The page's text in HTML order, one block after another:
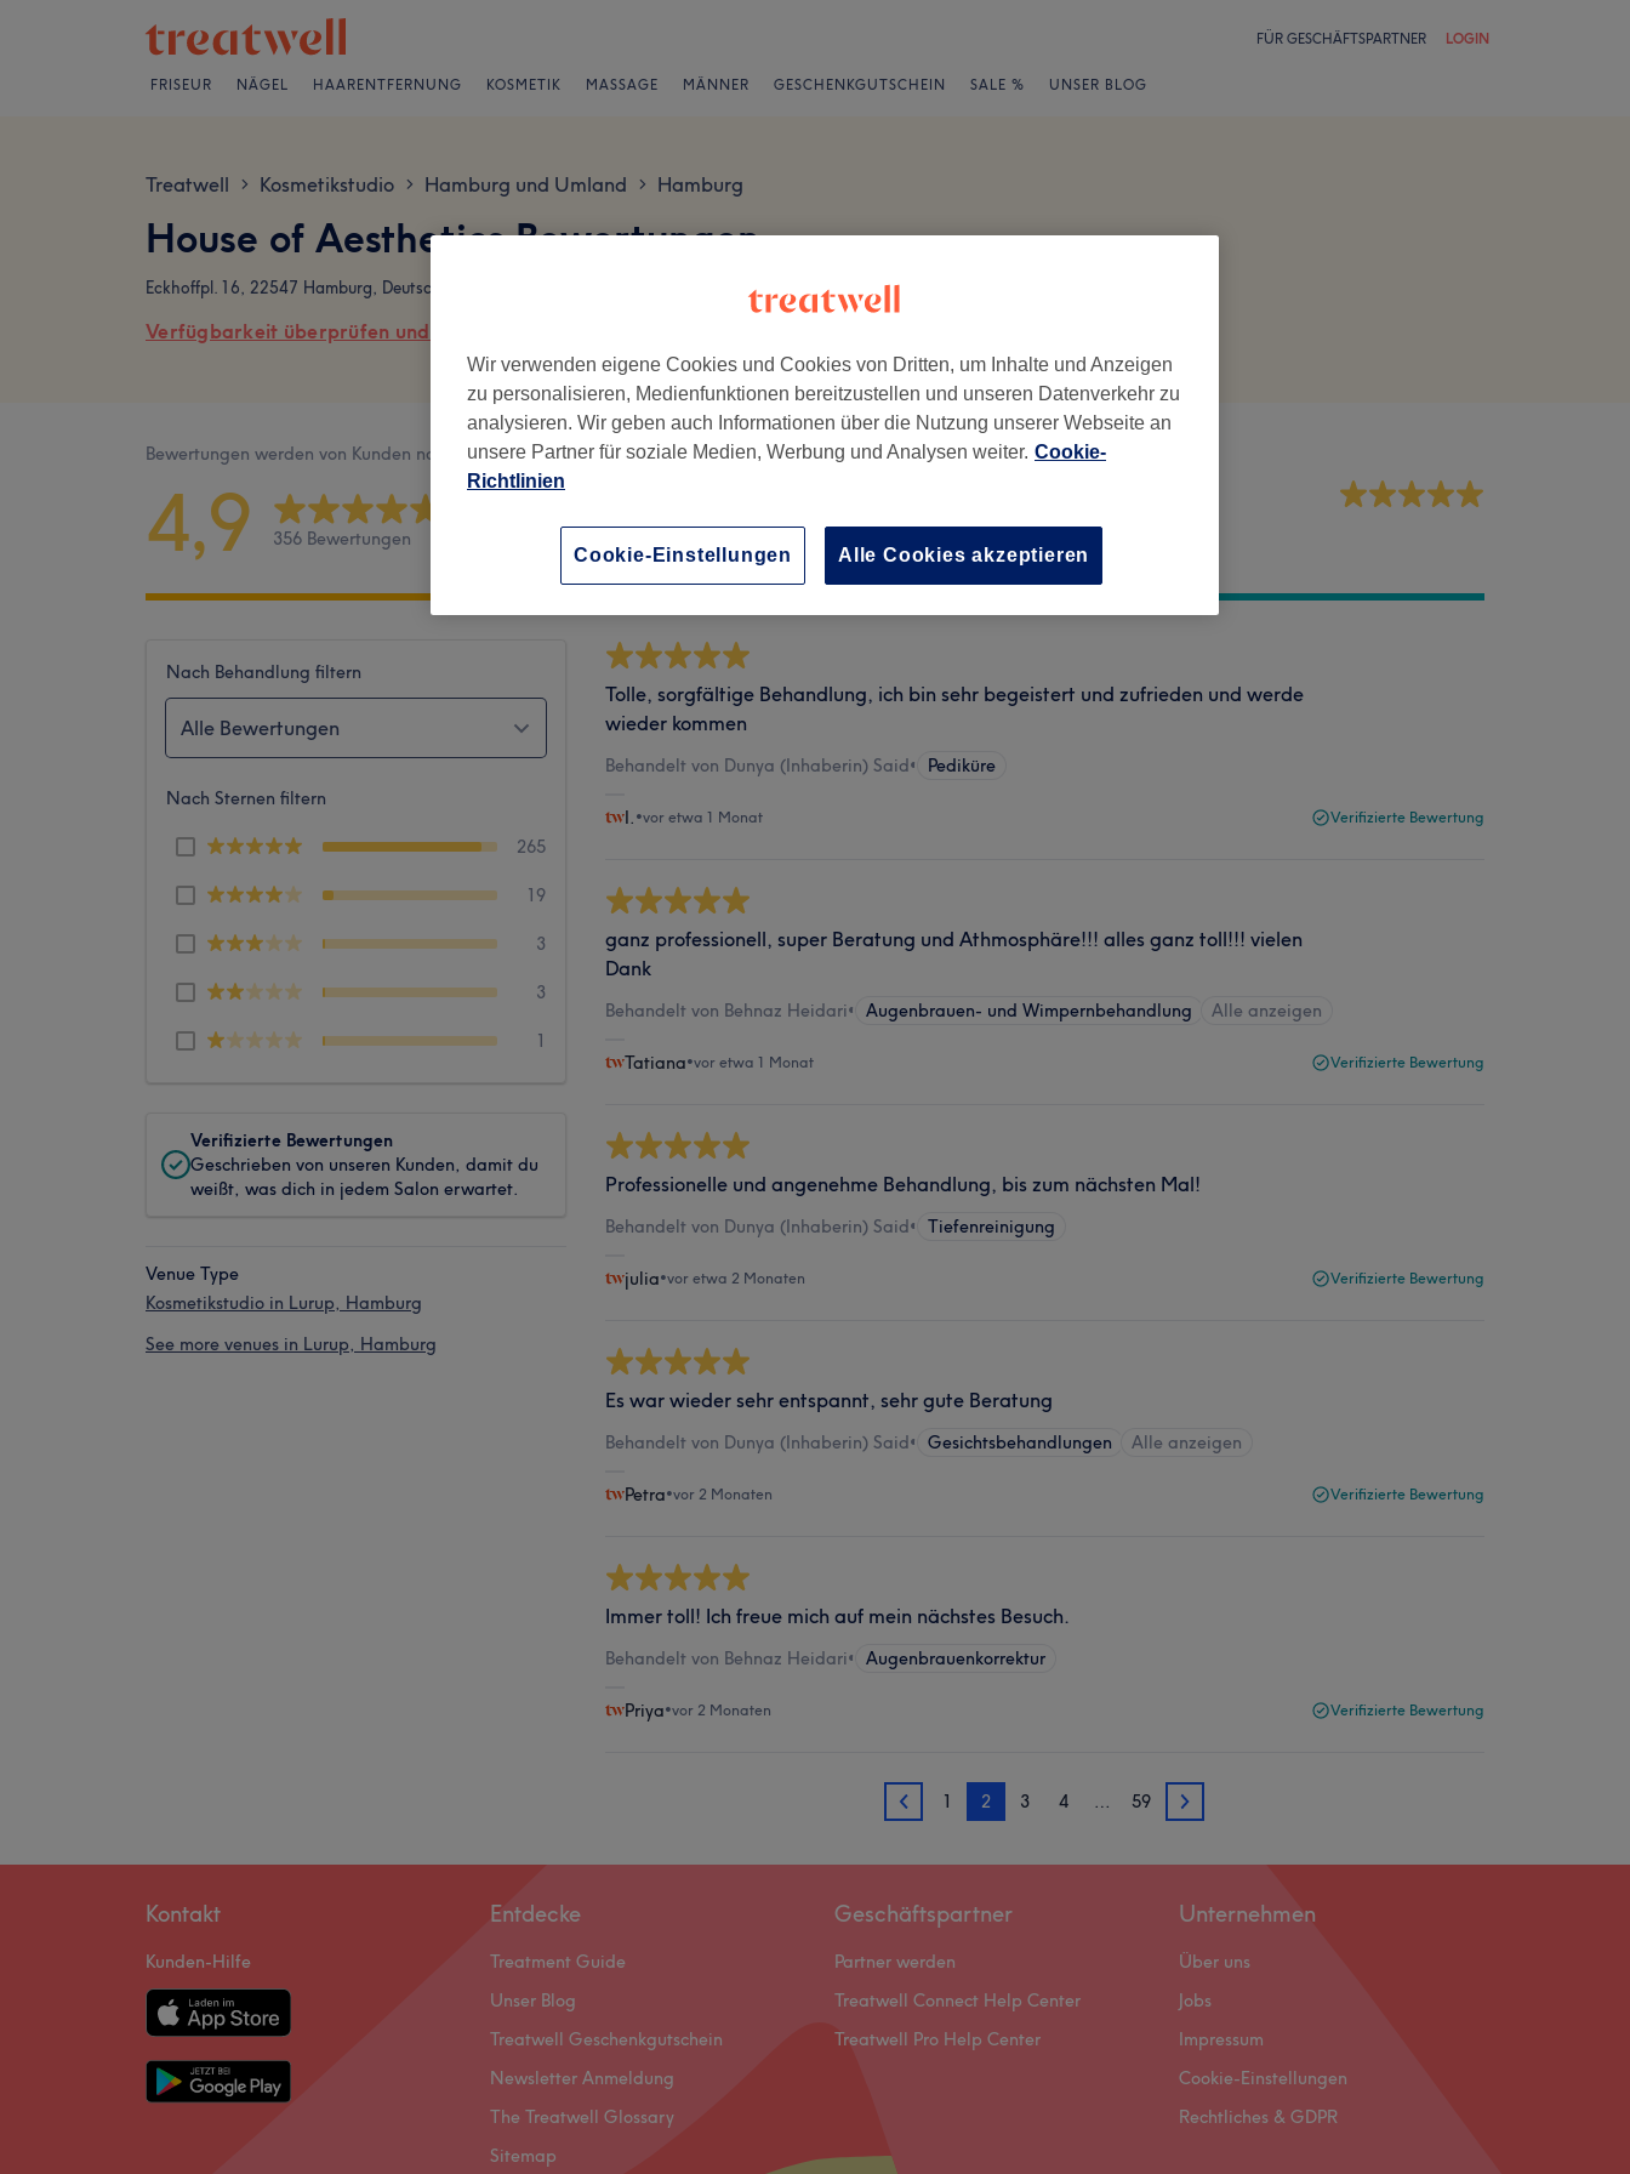
FÜR GESCHÄFTSPARTNER LOGIN
FRISEUR NÄGEL HAARENTFERNUNG KOSMETIK MASSAGE MÄNNER GESCHENKGUTSCHEIN SALE % UNSER BLOG
Treatwell > Kosmetikstudio > Hamburg und Umland > Hamburg
House of Aesthetics Bewertungen
Eckhoffpl. 16, 22547 Hamburg, Deutschland
Verfügbarkeit überprüfen und online buchen
Bewertungen werden von Kunden nach ihrem Besuch geschrieben.
4,9 356 Bewertungen Sauberkeit
Nach Behandlung filtern
Alle Bewertungen
Nach Sternen filtern
265
19
3
3
1
Verifizierte Bewertungen
Geschrieben von unseren Kunden, damit du
weißt, was dich in jedem Salon erwartet.
Venue Type
Kosmetikstudio in Lurup, Hamburg
See more venues in Lurup, Hamburg
Tolle, sorgfältige Behandlung, ich bin sehr begeistert und zufrieden und werde
wieder kommen
Behandelt von Dunya (Inhaberin) Said• Pediküre
I. •vor etwa 1 Monat Verifizierte Bewertung
ganz professionell, super Beratung und Athmosphäre!!! alles ganz toll!!! vielen
Dank
Behandelt von Behnaz Heidari• Augenbrauen- und Wimpernbehandlung Alle anzeigen
Tatiana•vor etwa 1 Monat Verifizierte Bewertung
Professionelle und angenehme Behandlung, bis zum nächsten Mal!
Behandelt von Dunya (Inhaberin) Said• Tiefenreinigung
julia•vor etwa 2 Monaten Verifizierte Bewertung
Es war wieder sehr entspannt, sehr gute Beratung
Behandelt von Dunya (Inhaberin) Said• Gesichtsbehandlungen Alle anzeigen
Petra•vor 2 Monaten Verifizierte Bewertung
Immer toll! Ich freue mich auf mein nächstes Besuch.
Behandelt von Behnaz Heidari• Augenbrauenkorrektur
Priya•vor 2 Monaten Verifizierte Bewertung
1 1 2 3 4 … 59 3
Kontakt
Kunden-Hilfe
Entdecke
Treatment Guide
Unser Blog
Treatwell Geschenkgutschein
Newsletter Anmeldung
The Treatwell Glossary
Sitemap
Geschäftspartner
Partner werden
Treatwell Connect Help Center
Treatwell Pro Help Center
Unternehmen
Über uns
Jobs
Impressum
Cookie-Einstellungen
Rechtliches & GDPR
Wir verwenden eigene Cookies und Cookies von Dritten, um Inhalte und Anzeigen
zu personalisieren, Medienfunktionen bereitzustellen und unseren Datenverkehr zu
analysieren. Wir geben auch Informationen über die Nutzung unserer Webseite an
unsere Partner für soziale Medien, Werbung und Analysen weiter. Cookie-
Richtlinien
Cookie-Einstellungen Alle Cookies akzeptieren